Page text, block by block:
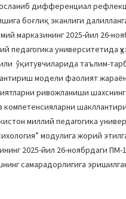
дифференциал
боғлиқ эканлиги
марказининг 2025-йил 26-
университетида
ўқитувчиларида таълим-
модели фаолият
ривожланиши
миллий педагогика
модулига жорий
2025-йил 26-ноябрдаги
самарадорлигига